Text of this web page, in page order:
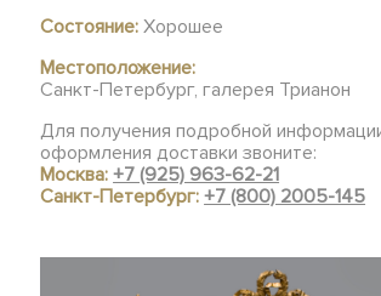
Состояние: Хорошее
Местоположение:
Санкт-Петербург, галерея Трианон
Для получения подробной
оформления доставки звоните:
Москва:+7 (925) 963-62-21
Санкт-Петербург:+7 (800) 2005-145